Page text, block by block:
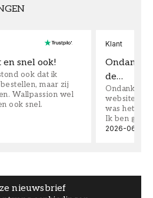
snel ook!
ook dat ik
maar zij
Wallpassion wel
ook snel.
Klant
Ondanks
de…
Ondanks
website
was het
Ik ben
2026-06-08
nieuwsbrief